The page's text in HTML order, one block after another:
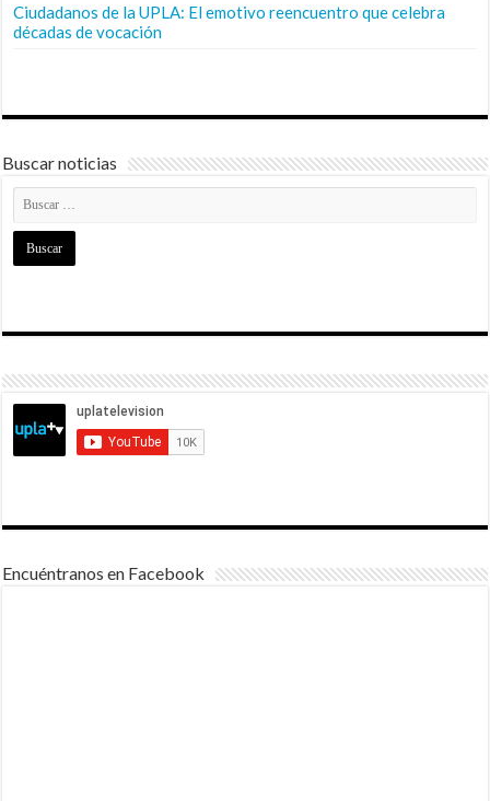
Ciudadanos de la UPLA: El emotivo reencuentro que celebra
décadas de vocación
Buscar noticias
Encuéntranos en Facebook